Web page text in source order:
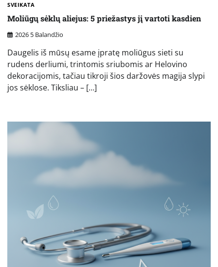
SVEIKATA
Moliūgų sėklų aliejus: 5 priežastys jį vartoti kasdien
2026 5 Balandžio
Daugelis iš mūsų esame įpratę moliūgus sieti su
rudens derliumi, trintomis sriubomis ar Helovino
dekoracijomis, tačiau tikroji šios daržovės magija slypi
jos sėklose. Tiksliau – […]